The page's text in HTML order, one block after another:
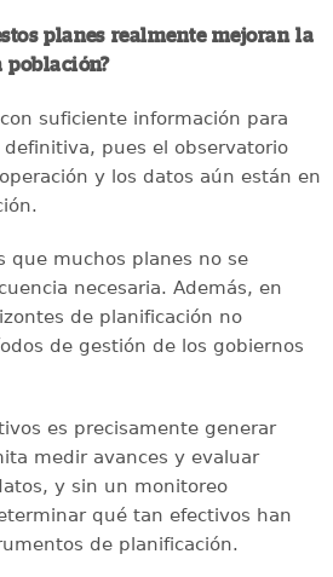
planes realmente mejoran la
suficiente información para
pues el observatorio
y los datos aún están en
que muchos planes no se
necesaria. Además, en
de planificación no
de gestión de los gobiernos
es precisamente generar
medir avances y evaluar
y sin un monitoreo
qué tan efectivos han
de planificación.